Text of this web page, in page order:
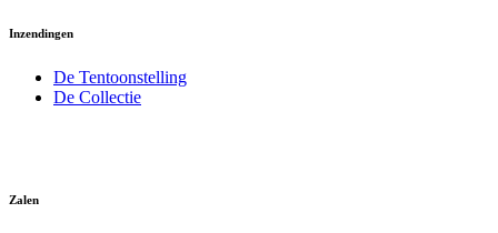
Inzendingen
De Tentoonstelling
De Collectie
Zalen